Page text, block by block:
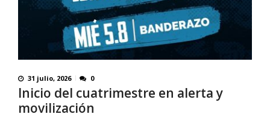
31 julio, 2026 0
Inicio del cuatrimestre en alerta y
movilización